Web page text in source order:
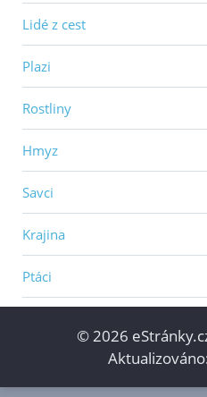
Lidé z cest
Plazi
Rostliny
Hmyz
Savci
Krajina
Ptáci
© 2026